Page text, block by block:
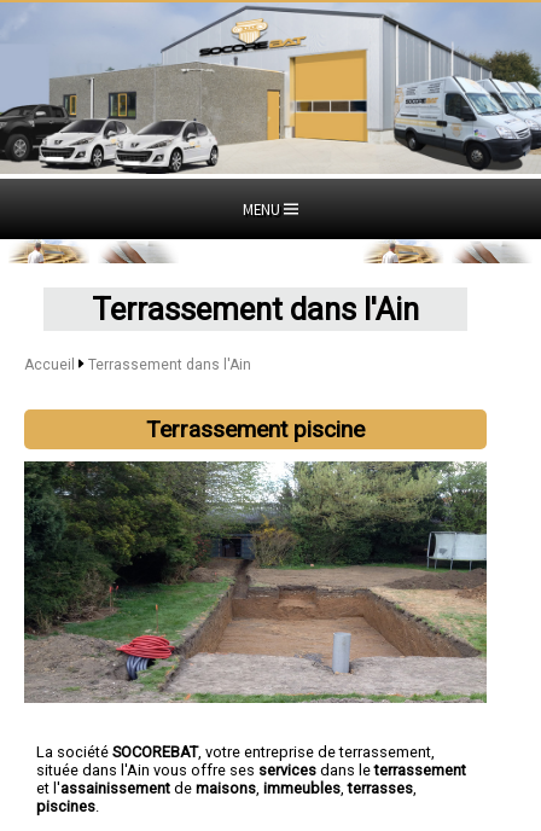
MENU
Terrassement dans l'Ain
Accueil Terrassement dans l'Ain
Terrassement piscine
La société SOCOREBAT, votre entreprise de terrassement
située dans l'Ain vous offre ses services dans leterrassement
et l'assainissement de maisons immeubles ,terrasses
piscines